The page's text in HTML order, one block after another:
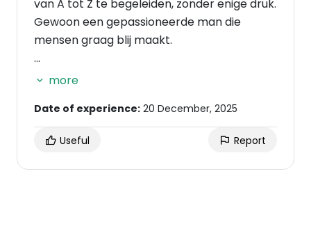
van A tot Z te begeleiden, zonder enige druk.
Gewoon een gepassioneerde man die
mensen graag blij maakt.
Daar hebben we dan ook beslist om een
dan ook zeer eerlijke prijs. Levering kon zelfs
al de dag nadien, wat op zich veel zegt over
hun flexibiliteit en service. Voor ons was dat
persoonlijk iets te snel, omdat we nog
more
Date of experience: 20 December, 2025
Useful Report